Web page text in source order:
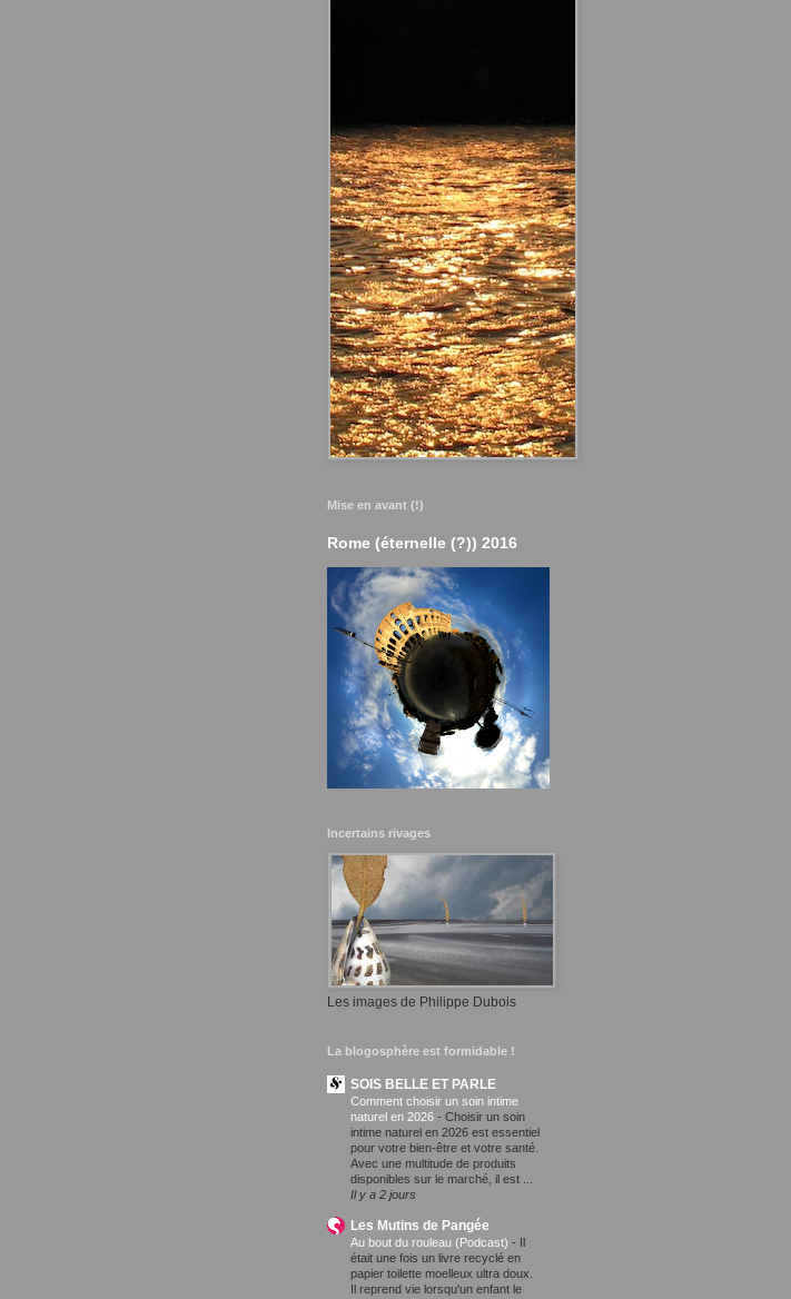
Mise en avant (!)
Rome (éternelle (?)) 2016
Incertains rivages
Les images de Philippe Dubois
La blogosphère est formidable !
SOIS BELLE ET PARLE
Comment choisir un soin intime
naturel en 2026 - Choisir un soin
intime naturel en 2026 est essentiel
pour votre bien-être et votre santé.
Avec une multitude de produits
disponibles sur le marché, il est ...
Il y a 2 jours
Les Mutins de Pangée
Au bout du rouleau (Podcast) - Il
était une fois un livre recyclé en
papier toilette moelleux ultra doux.
Il reprend vie lorsqu'un enfant le